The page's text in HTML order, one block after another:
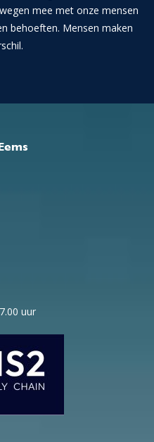
mee met onze mensen
behoeften. Mensen maken
uur